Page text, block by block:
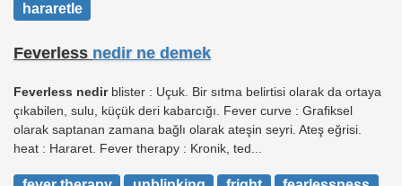
hararetle
Feverless nedir ne demek
Feverless nedirblister : Uçuk. Bir sıtma belirtisi olarak da ortaya
çıkabilen, sulu, küçük deri kabarcığı. Fever curve : Grafiksel
olarak saptanan zamana bağlı olarak ateşin seyri. Ateş eğrisi.
heat : Hararet. Fever therapy : Kronik, ted...